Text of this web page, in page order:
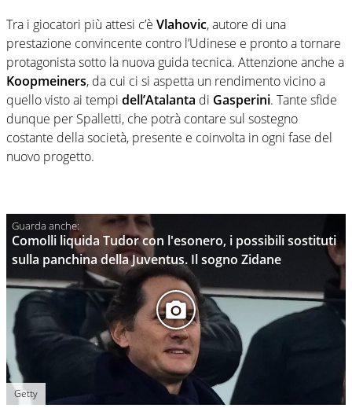
Tra i giocatori più attesi c’è Vlahovic, autore di una
prestazione convincente contro l’Udinese e pronto a tornare
protagonista sotto la nuova guida tecnica. Attenzione anche a
Koopmeiners, da cui ci si aspetta un rendimento vicino a
quello visto ai tempi dell’Atalanta di Gasperini. Tante sfide
dunque per Spalletti, che potrà contare sul sostegno
costante della società, presente e coinvolta in ogni fase del
nuovo progetto.
Comolli liquida Tudor con l'esonero, i possibili sostituti
sulla panchina della Juventus. Il sogno Zidane
Getty